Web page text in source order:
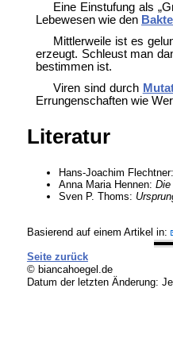
Eine Einstufung als
Lebewesen wie den
Mittlerweile ist es
erzeugt. Schleust man
bestimmen ist.
Viren sind durch
Errungenschaften wie
Literatur
Hans-Joachim Flechtner:
Anna Maria Hennen:
Sven P. Thoms:
Basierend auf einem Artikel in:
Seite zurück
© biancahoegel.de
Datum der letzten Änderung: